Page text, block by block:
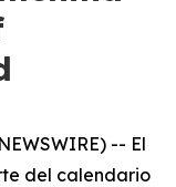
-- El
del calendario